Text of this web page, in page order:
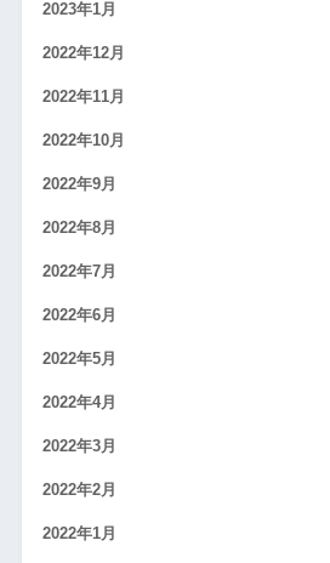
2023年1月
2022年12月
2022年11月
2022年10月
2022年9月
2022年8月
2022年7月
2022年6月
2022年5月
2022年4月
2022年3月
2022年2月
2022年1月